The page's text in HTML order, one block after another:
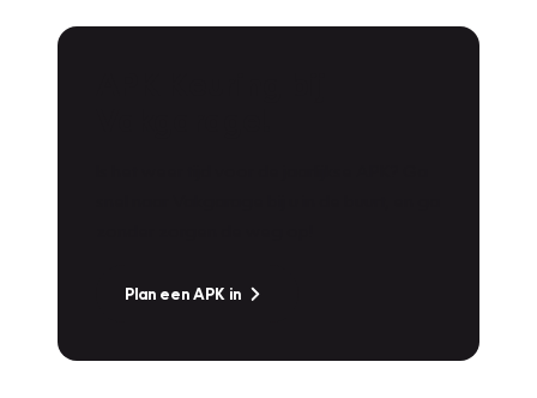
Plan een APK in